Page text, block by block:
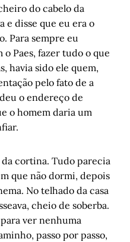
do cabelo da
e disse que eu era o
Para sempre eu
Paes, fazer tudo o que
havia sido ele quem,
pelo fato de a
o endereço de
o homem daria um
da cortina. Tudo parecia
que não dormi, depois
No telhado da casa
cheio de soberba.
ver nenhuma
passo por passo,